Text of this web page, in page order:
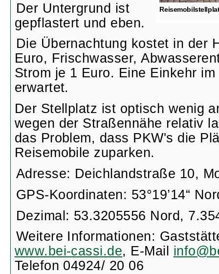
Der Untergrund ist
gepflastert und eben.
Die Übernachtung kostet in der
Euro, Frischwasser,
Strom je 1 Euro. Eine Einkehr
erwartet.
Der Stellplatz ist optisch wenig
wegen der Straßennähe relativ
das Problem, dass PKW's die
Reisemobile zuparken.
Adresse: Deichlandstraße 10,
GPS-Koordinaten: 53°19’14“
Dezimal: 53.3205556 Nord,
Weitere Informationen:
www.bei-cassi.de, E-Mail
Telefon 04924/ 20 06